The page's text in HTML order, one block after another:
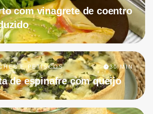
com vinagrete de coentro
E PETISCOS 30 MIN
de espinafre com queijo